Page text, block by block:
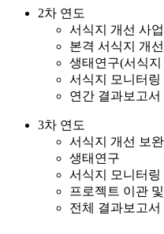
2차 연도
서식지 개선 사
본격 서식지 개
생태연구(서식
서식지 모니터링
연간 결과보고서
3차 연도
서식지 개선 보
생태연구
서식지 모니터링
프로젝트 이관
전체 결과보고서